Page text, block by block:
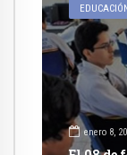
EDUCACIÓN
enero 8,